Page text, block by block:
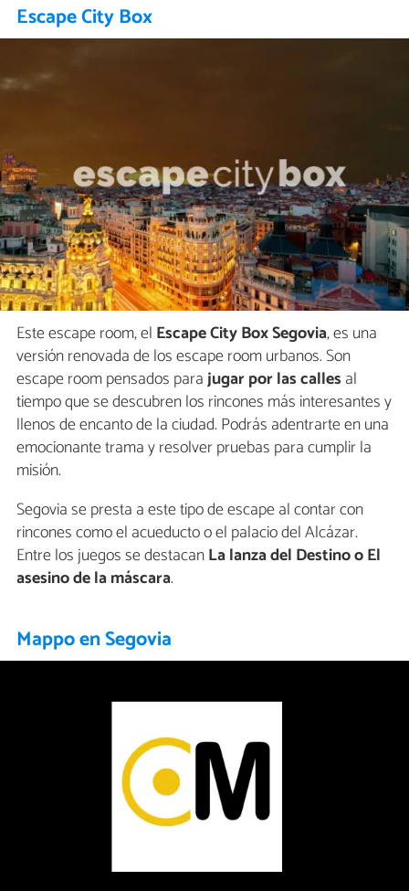
Escape City Box
Este escape room, el Escape City Box Segovia, es una
versión renovada de los escape room urbanos. Son
escape room pensados parajugar por las calles al
tiempo que se descubren los rincones más interesantes y
llenos de encanto de la ciudad. Podrás adentrarte en una
emocionante trama y resolver pruebas para cumplir la
misión.
Segovia se presta a este tipo de escape al contar con
rincones como el acueducto o el palacio del Alcázar.
Entre los juegos se destacanLa lanza del Destino o El
asesino de la máscara.
Mappo en Segovia